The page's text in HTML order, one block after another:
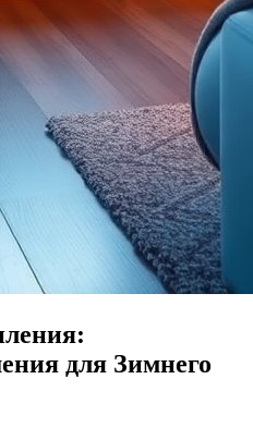
для Зимнего